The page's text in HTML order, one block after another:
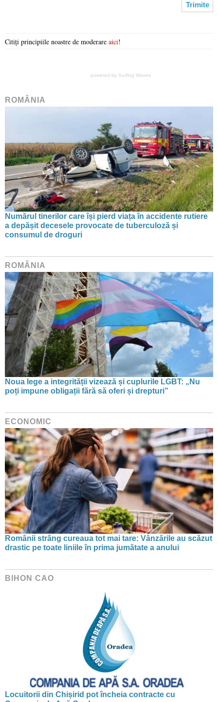
Citiți principiile noastre de moderare aici!
powered by Surfing Waves
ROMÂNIA
Numărul tinerilor care își pierd viața în accidente rutiere
a depășit decesele provocate de tuberculoză și
consumul de droguri
ROMÂNIA
Noua lege a integrității vizează și cuplurile LGBT: „Nu
poți impune obligații fără să oferi și drepturi”
ECONOMIC
Românii strâng cureaua tot mai tare: Vânzările au scăzut
drastic pe toate liniile în prima jumătate a anului
BIHON CAO
Locuitorii din Chișirid pot încheia contracte cu